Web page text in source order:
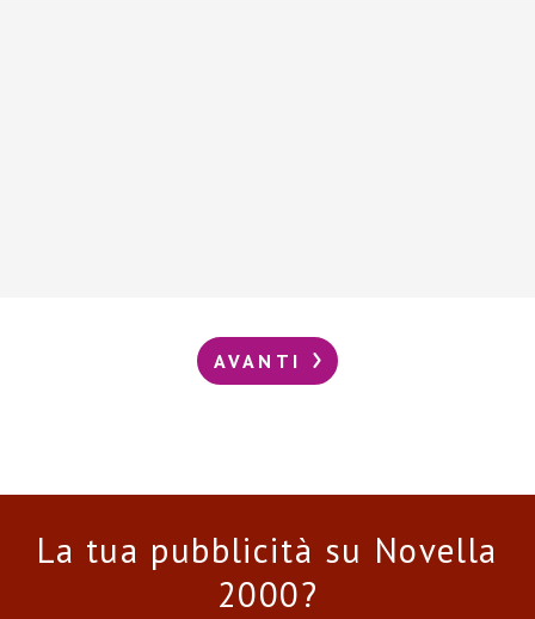
AVANTI
La tua pubblicità su Novella
2000?